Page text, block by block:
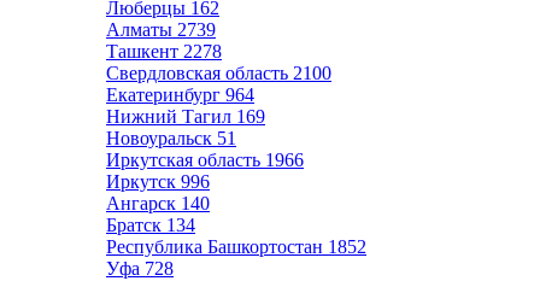
Люберцы 162
Алматы 2739
Ташкент 2278
Свердловская область 2100
Екатеринбург 964
Нижний Тагил 169
Новоуральск 51
Иркутская область 1966
Иркутск 996
Ангарск 140
Братск 134
Республика Башкортостан 1852
Уфа 728